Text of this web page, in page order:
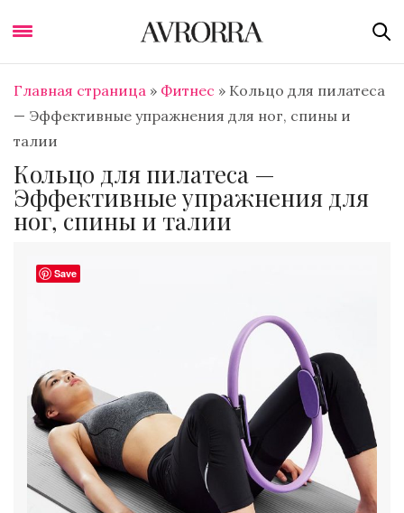
Главная страница » Фитнес » Кольцо для пилатеса
— Эффективные упражнения для ног, спины и
талии
Кольцо для пилатеса —
Эффективные упражнения для
ног, спины и талии
Save